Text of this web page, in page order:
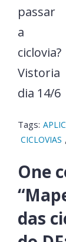
passar
a
ciclovia?
Vistoria
dia 14/6
Tags:
CICLOVIAS ,
One
“
das